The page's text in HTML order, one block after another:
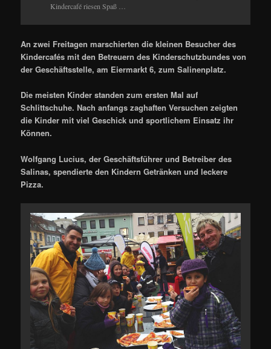
Kindercafé riesen Spaß …
An zwei Freitagen marschierten die kleinen Besucher des
Kindercafés mit den Betreuern des Kinderschutzbundes von
der Geschäftsstelle, am Eiermarkt 6, zum Salinenplatz.
Die meisten Kinder standen zum ersten Mal auf
Schlittschuhe. Nach anfangs zaghaften Versuchen zeigten
die Kinder mit viel Geschick und sportlichem Einsatz ihr
Können.
Wolfgang Lucius, der Geschäftsführer und Betreiber des
Salinas, spendierte den Kindern Getränken und leckere
Pizza.